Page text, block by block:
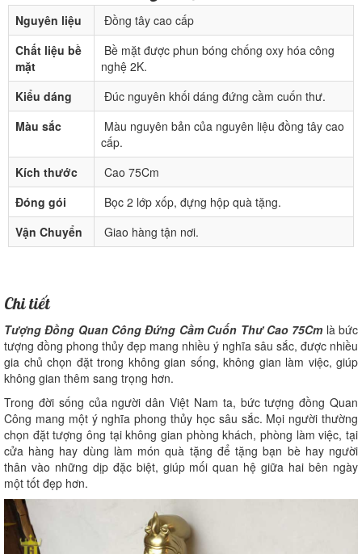
Nguyên liệu
Đồng tây cao cấp
Chất liệu bề
mặt
Bề mặt được phun bóng chống oxy hóa công
nghệ 2K.
Kiểu dáng
Đúc nguyên khối dáng đứng cầm cuốn thư.
Màu sắc
Màu nguyên bản của nguyên liệu đồng tây cao
cấp.
Kích thước
Cao 75Cm
Đóng gói
Bọc 2 lớp xốp, đựng hộp quà tặng.
Vận Chuyển
Giao hàng tận nơi.
Chi tiết
Tượng Đồng Quan Công Đứng Cầm Cuốn Thư Cao 75Cmlà bức
tượng đồng phong thủy đẹp mang nhiều ý nghĩa sâu sắc, được nhiều
gia chủ chọn đặt trong không gian sống, không gian làm việc, giúp
không gian thêm sang trọng hơn.
Trong đời sống của người dân Việt Nam ta, bức tượng đồng Quan
Công mang một ý nghĩa phong thủy học sâu sắc. Mọi người thường
chọn đặt tượng ông tại không gian phòng khách, phòng làm việc, tại
cửa hàng hay dùng làm món quà tặng để tặng bạn bè hay người
thân vào những dịp đặc biệt, giúp mối quan hệ giữa hai bên ngày
một tốt đẹp hơn.